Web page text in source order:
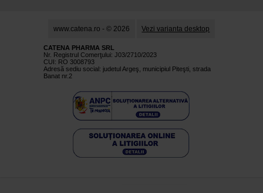
www.catena.ro - © 2026 Vezi varianta desktop
CATENA PHARMA SRL
Nr. Registrul Comerţului: J03/2710/2023
CUI: RO 3008793
Adresă sediu social: judetul Argeş, municipiul Piteşti, strada
Banat nr.2